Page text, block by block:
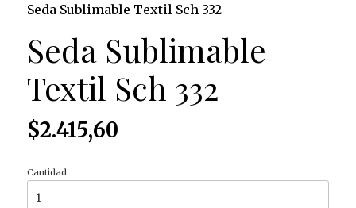
Seda Sublimable Textil Sch 332
Seda Sublimable
Textil Sch 332
$2.415,60
Cantidad